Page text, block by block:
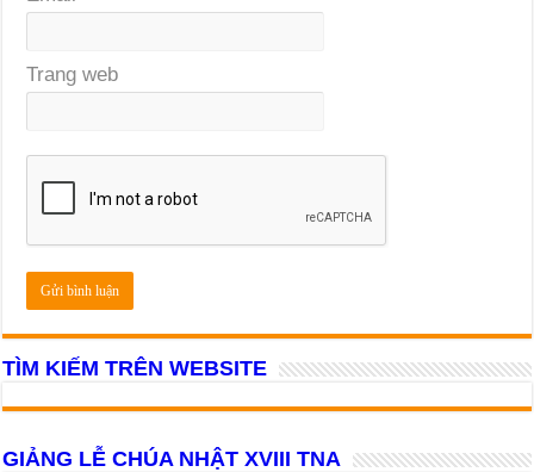
Trang web
TÌM KIẾM TRÊN WEBSITE
GIẢNG LỄ CHÚA NHẬT XVIII TNA